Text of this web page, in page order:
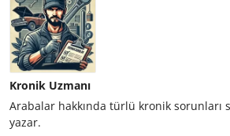
Kronik Uzmanı
Arabalar hakkında türlü kronik sorunları
yazar.